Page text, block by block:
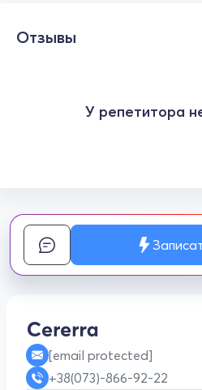
Отзывы
У репетитора
[email protected]
+38(073)-866-92-22